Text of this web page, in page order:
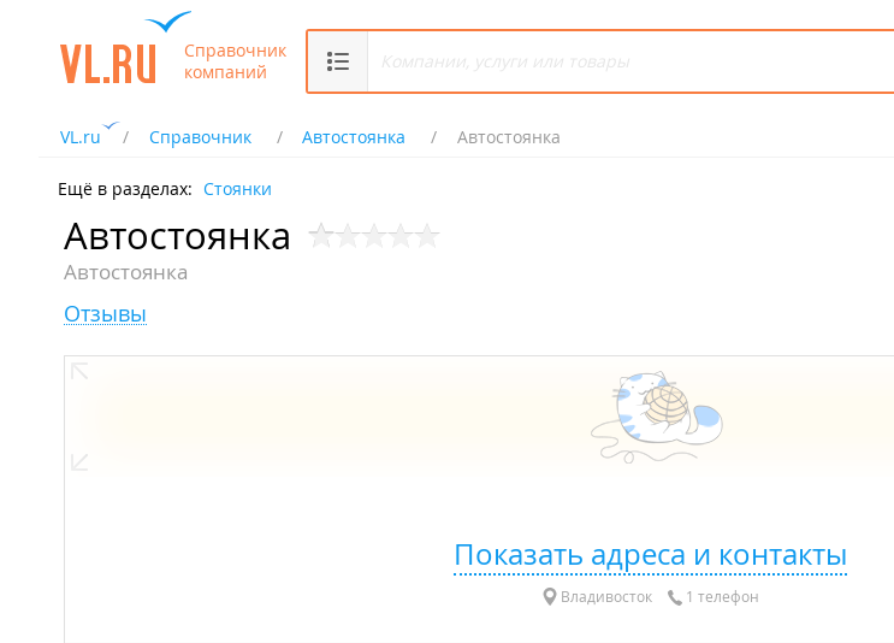
Справочник
компаний
VL.ru Справочник Автостоянка Автостоянка
Ещё в разделах: Стоянки
Автостоянка
Автостоянка
Отзывы
Показать адреса и контакты
Владивосток 1 телефон